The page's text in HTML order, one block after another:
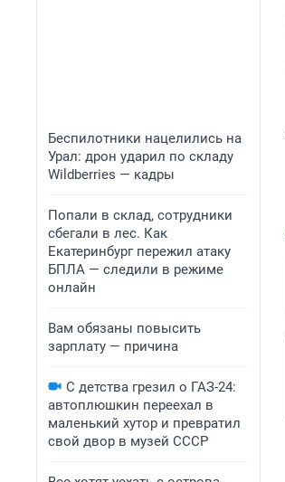
Беспилотники нацелились на
Урал: дрон ударил по складу
Wildberries — кадры
Попали в склад, сотрудники
сбегали в лес. Как
Екатеринбург пережил атаку
БПЛА — следили в режиме
онлайн
Вам обязаны повысить
зарплату — причина
С детства грезил о ГАЗ-24:
автоплюшкин переехал в
маленький хутор и превратил
свой двор в музей СССР